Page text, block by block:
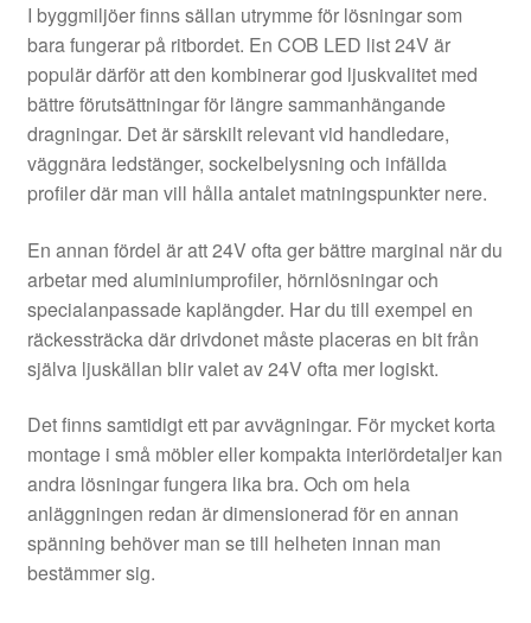
I byggmiljöer finns sällan utrymme för lösningar som
bara fungerar på ritbordet. En COB LED list 24V är
populär därför att den kombinerar god ljuskvalitet med
bättre förutsättningar för längre sammanhängande
dragningar. Det är särskilt relevant vid handledare,
väggnära ledstänger, sockelbelysning och infällda
profiler där man vill hålla antalet matningspunkter nere.
En annan fördel är att 24V ofta ger bättre marginal när du
arbetar med aluminiumprofiler, hörnlösningar och
specialanpassade kaplängder. Har du till exempel en
räckessträcka där drivdonet måste placeras en bit från
själva ljuskällan blir valet av 24V ofta mer logiskt.
Det finns samtidigt ett par avvägningar. För mycket korta
montage i små möbler eller kompakta interiördetaljer kan
andra lösningar fungera lika bra. Och om hela
anläggningen redan är dimensionerad för en annan
spänning behöver man se till helheten innan man
bestämmer sig.